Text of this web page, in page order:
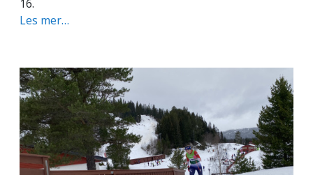
16.
Les mer…